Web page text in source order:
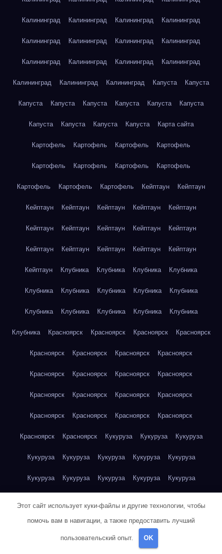
Калининград Калининград Калининград Калининград
Калининград Калининград Калининград Калининград
Калининград Калининград Калининград Калининград
Калининград Калининград Калининград Капуста Капуста
Капуста Капуста Капуста Капуста Капуста Капуста
Капуста Капуста Капуста Капуста Карта сайта
Картофель Картофель Картофель Картофель
Картофель Картофель Картофель Картофель
Картофель Картофель Картофель Кейптаун Кейптаун
Кейптаун Кейптаун Кейптаун Кейптаун Кейптаун
Кейптаун Кейптаун Кейптаун Кейптаун Кейптаун
Кейптаун Кейптаун Кейптаун Кейптаун Кейптаун
Кейптаун Клубника Клубника Клубника Клубника
Клубника Клубника Клубника Клубника Клубника
Клубника Клубника Клубника Клубника Клубника
Клубника Красноярск Красноярск Красноярск Красноярск
Красноярск Красноярск Красноярск Красноярск
Красноярск Красноярск Красноярск Красноярск
Красноярск Красноярск Красноярск Красноярск
Красноярск Красноярск Красноярск Красноярск
Красноярск Красноярск Кукуруза Кукуруза Кукуруза
Кукуруза Кукуруза Кукуруза Кукуруза Кукуруза
Кукуруза Кукуруза Кукуруза Кукуруза Кукуруза
Куриная грудка Куриная грудка Куриная грудка
Куриная грудка Куриная грудка Куриная грудка
Этот сайт использует куки-файлы и другие технологии, чтобы
помочь вам в навигации, а также предоставить лучший
пользовательский опыт. OK